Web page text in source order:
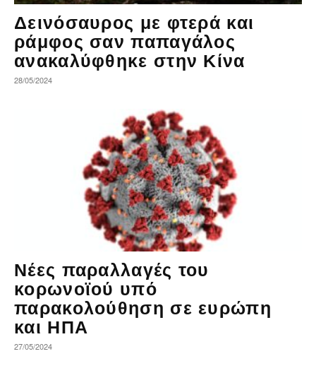
Δεινόσαυρος με φτερά και
ράμφος σαν παπαγάλος
ανακαλύφθηκε στην Κίνα
28/05/2024
Νέες παραλλαγές του
κορωνοϊού υπό
παρακολούθηση σε ευρώπη
και ΗΠΑ
27/05/2024